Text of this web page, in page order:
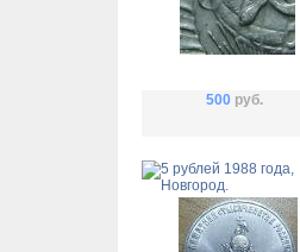
500 руб.